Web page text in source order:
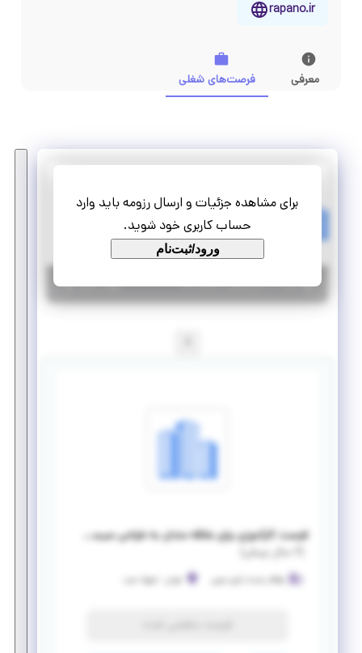
rapano.ir
معرفی فرصت‌های شغلی
برای مشاهده جزئیات و ارسال رزومه باید وارد
حساب کاربری خود شوید.
ورود/ثبت‌نام
کارآموزی منجر ‌به استخدام
تهران |۶ سال پیش | منقضی شده جزئیات بیشتر
فرصت کارآموزی برای علاقه مندان به طراحی سیستم های خورشیدی